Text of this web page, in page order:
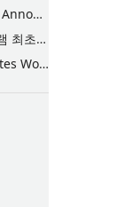
Purina Named as First Publicly Announced NIQ ConnectAI Charter Client
닐슨IQ, Connect AI 차터 프로그램 최초 고객사 ‘퓨리나’ 선정
Power Integrations Demonstrates World’s First 2200 V GaN Technology for Next-Era High-Voltage Power Systems